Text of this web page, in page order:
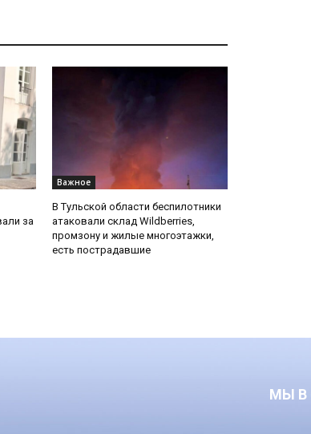
за
Важное
В Тульской области беспилотники
атаковали склад Wildberries,
промзону и жилые многоэтажки,
есть пострадавшие
МЫ В